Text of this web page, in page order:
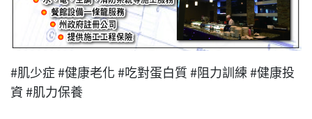
#肌少症 #健康老化 #吃對蛋白質 #阻力訓練 #健康投
資 #肌力保養